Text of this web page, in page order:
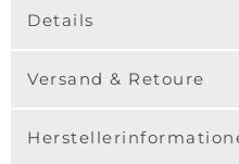
Details
Versand & Retoure